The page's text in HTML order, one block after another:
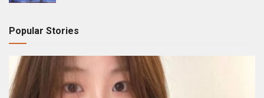
Popular Stories